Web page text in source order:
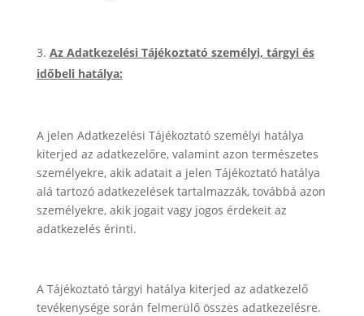
Az Adatkezelési Tájékoztató személyi, tárgyi és
időbeli hatálya:
A jelen Adatkezelési Tájékoztató személyi hatálya
kiterjed az adatkezelőre, valamint azon természetes
személyekre, akik adatait a jelen Tájékoztató hatálya
alá tartozó adatkezelések tartalmazzák, továbbá azon
személyekre, akik jogait vagy jogos érdekeit az
adatkezelés érinti.
A Tájékoztató tárgyi hatálya kiterjed az adatkezelő
tevékenysége során felmerülő összes adatkezelésre.